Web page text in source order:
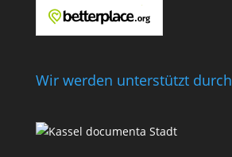
Wir werden unterstützt durch